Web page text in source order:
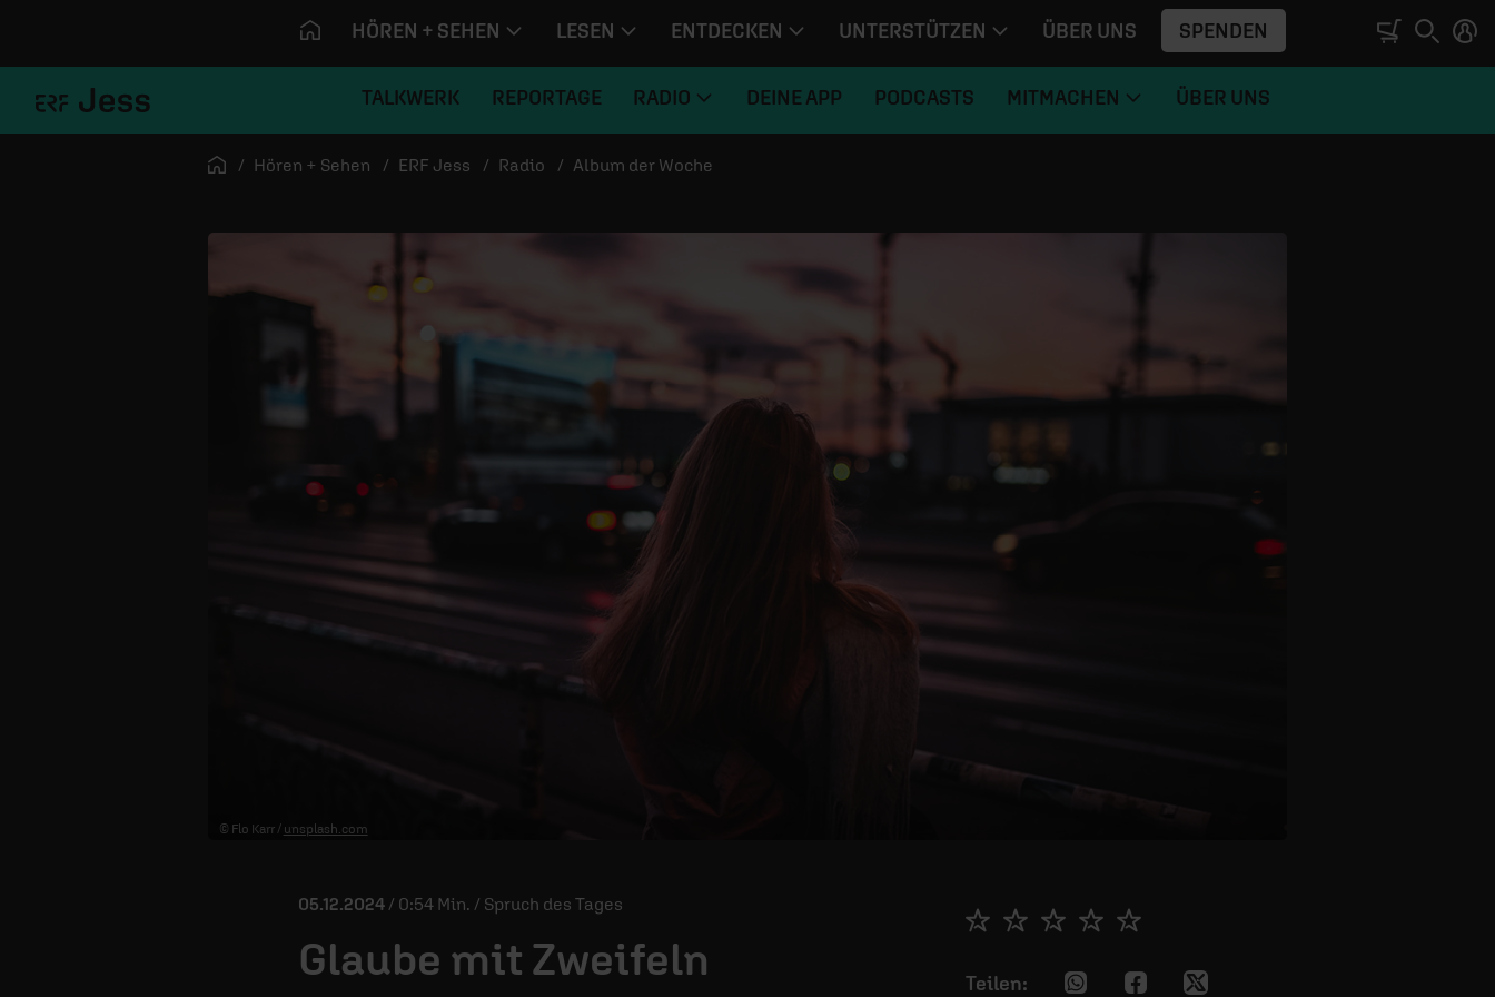
HÖREN + SEHEN LESEN ENTDECKEN UNTERSTÜTZEN ÜBER UNS SPENDEN
TALKWERK REPORTAGE RADIO DEINE APP PODCASTS MITMACHEN ÜBER UNS
Startseite
Hören + Sehen ERF Jess Radio Album der Woche
© Flo Karr / unsplash.com
05.12.2024 / 0:54 Min. / Spruch des Tages
Glaube mit Zweifeln